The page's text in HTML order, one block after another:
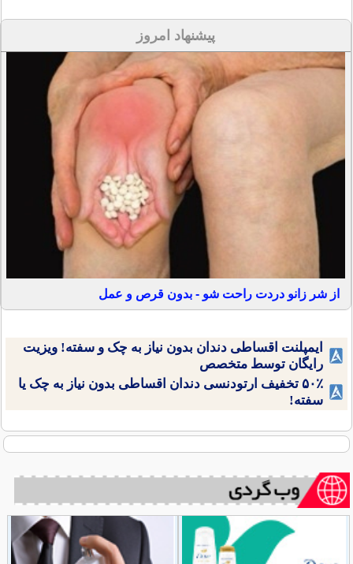
پیشنهاد امروز
از شر زانو دردت راحت شو - بدون قرص و عمل
ایمپلنت اقساطی دندان بدون نیاز به چک و سفته! ویزیت
رایگان توسط متخصص
۵۰٪ تخفیف ارتودنسی دندان اقساطی بدون نیاز به چک یا
سفته!